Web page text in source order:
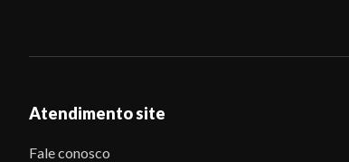
Atendimento site
Fale conosco